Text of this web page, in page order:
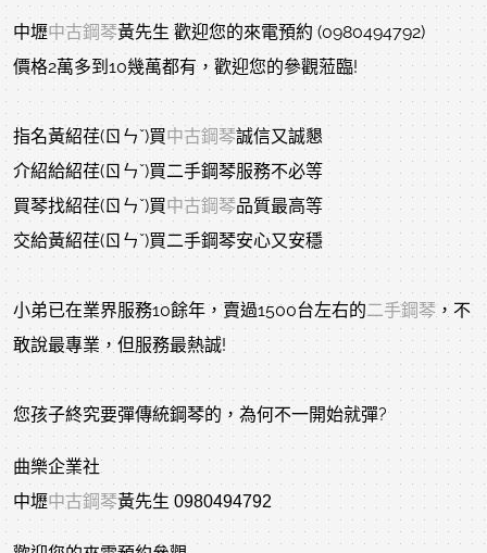
中壢中古鋼琴黃先生 歡迎您的來電預約 (0980494792)
價格2萬多到10幾萬都有，歡迎您的參觀蒞臨!
指名黃紹荏(ㄖㄣˇ)買中古鋼琴誠信又誠懇
介紹給紹荏(ㄖㄣˇ)買二手鋼琴服務不必等
買琴找紹荏(ㄖㄣˇ)買中古鋼琴品質最高等
交給黃紹荏(ㄖㄣˇ)買二手鋼琴安心又安穩
小弟已在業界服務10餘年，賣過1500台左右的二手鋼琴，不
敢說最專業，但服務最熱誠!
您孩子終究要彈傳統鋼琴的，為何不一開始就彈?
曲樂企業社
中壢中古鋼琴黃先生 0980494792